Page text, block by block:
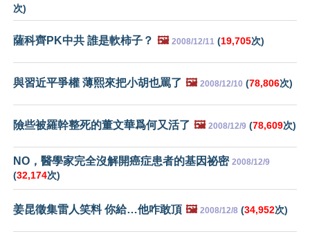
次)
薩科齊PK中共 誰是軟柿子？ 🖼️ 2008/12/11 (19,705次)
與習近平爭權 薄熙來把小胡也罵了 🖼️ 2008/12/10 (78,806次)
險些被羅幹整死的董文華爲何又活了 🖼️ 2008/12/9 (78,609次)
NO，醫學家完全沒解開癌症患者的基因祕密 2008/12/9
(32,174次)
姜昆徵集雷人笑料 你給…他咋敢頂 🖼️ 2008/12/8 (34,952次)